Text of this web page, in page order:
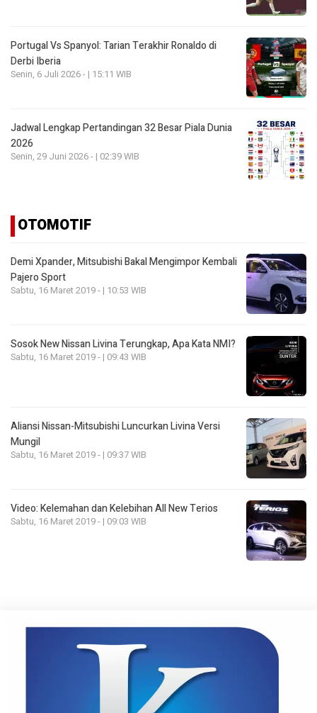
Portugal Vs Spanyol: Tarian Terakhir Ronaldo di
Derbi Iberia
Senin, 6 Juli 2026 - | 15:11 WIB
Jadwal Lengkap Pertandingan 32 Besar Piala Dunia
2026
Senin, 29 Juni 2026 - | 02:39 WIB
OTOMOTIF
Demi Xpander, Mitsubishi Bakal Mengimpor Kembali
Pajero Sport
Sabtu, 16 Maret 2019 - | 10:53 WIB
Sosok New Nissan Livina Terungkap, Apa Kata NMI?
Sabtu, 16 Maret 2019 - | 09:43 WIB
Aliansi Nissan-Mitsubishi Luncurkan Livina Versi
Mungil
Sabtu, 16 Maret 2019 - | 09:37 WIB
Video: Kelemahan dan Kelebihan All New Terios
Sabtu, 16 Maret 2019 - | 09:03 WIB